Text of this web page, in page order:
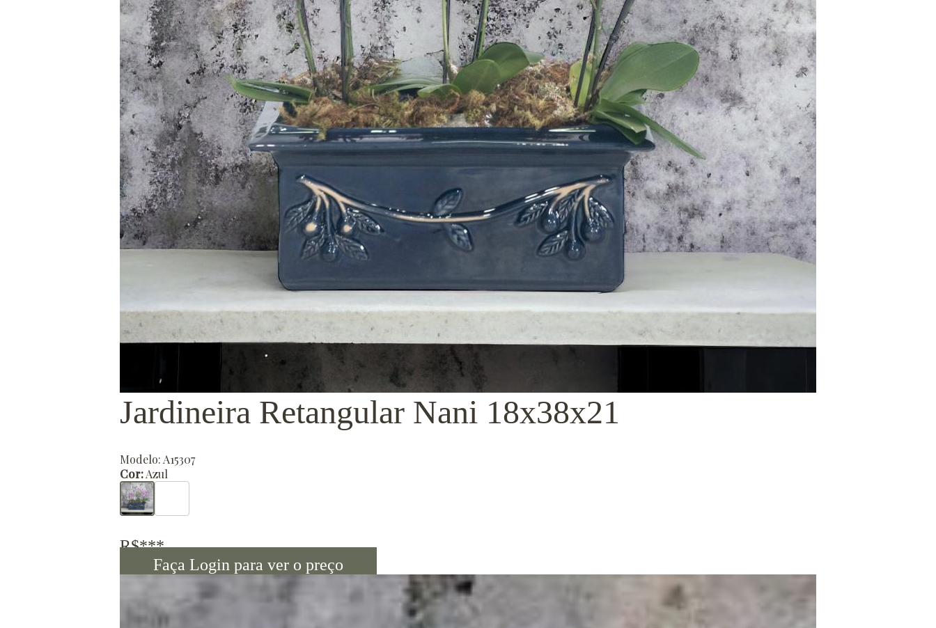
Jardineira Retangular Nani 18x38x21
Modelo: A15307
Cor:Azul
R$***
Faça Login para ver o preço
Jardineira em cerâmica esmaltada na cor Azul. Ideal para receber suas plantas naturais ou permanentes, flores de corte, orquídeas ou mudas. Também usado
como objeto de decoração para enfeitar ou presentear, garantindo ao seu ambiente um toque artesanal e ao mesmo tempo sofisticado. Disponível em outras